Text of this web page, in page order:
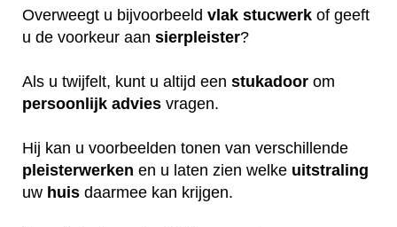
Overweegt u bijvoorbeeld vlak stucwerk of geeft
u de voorkeur aan sierpleister?
Als u twijfelt, kunt u altijd een stukadoor om
persoonlijk advies vragen.
Hij kan u voorbeelden tonen van verschillende
pleisterwerken en u laten zien welke uitstraling
uw huis daarmee kan krijgen.